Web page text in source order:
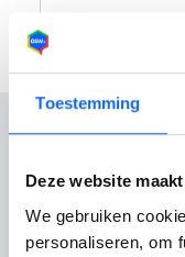
Toestemming
Deze website
We gebruiken
personaliseren, om